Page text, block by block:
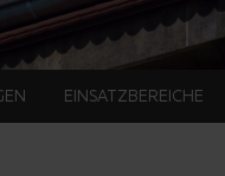
EINSATZBEREICHE